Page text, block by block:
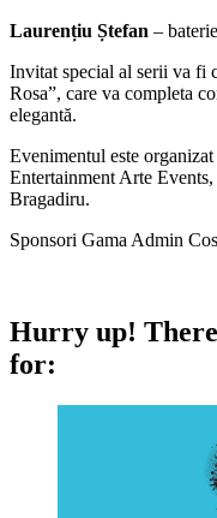
Laurențiu Ștefan – baterie
Invitat special al serii va fi
Rosa”, care va completa
elegantă.
Evenimentul este
Entertainment Arte
Bragadiru.
Sponsori Gama Admin
Hurry up!
for: